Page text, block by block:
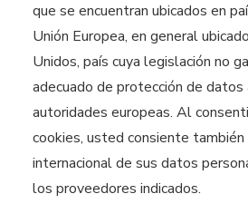
que se encuentran ubicados en
Unión Europea, en general
Unidos, país cuya legislación no
adecuado de protección de
autoridades europeas. Al
cookies, usted consiente
internacional de sus datos
los proveedores indicados.